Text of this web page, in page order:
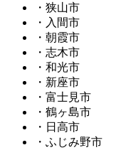
・狭山市
・入間市
・朝霞市
・志木市
・和光市
・新座市
・富士見市
・鶴ヶ島市
・日高市
・ふじみ野市